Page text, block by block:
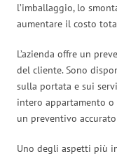
l’imballaggio, lo
aumentare il costo
L’azienda offre un
del cliente. Sono
sulla portata e sui
intero appartamento
un preventivo
Uno degli aspetti più